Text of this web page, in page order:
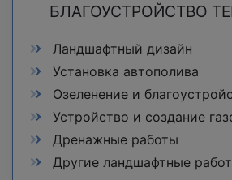
БЛАГОУСТРОЙСТВО
Ландшафтный дизайн
Установка автополива
Озеленение и
Устройство и создание
Дренажные работы
Другие ландшафтные